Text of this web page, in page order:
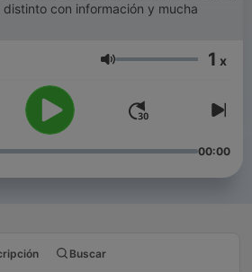
con información y mucha
Volumen 1 x
00:00
Buscar